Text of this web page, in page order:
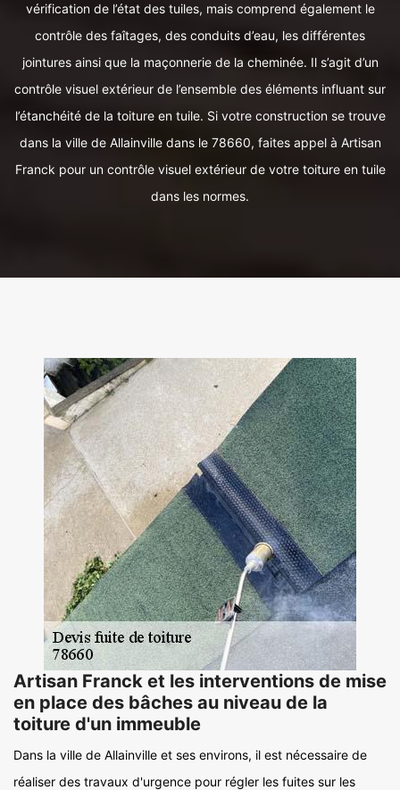
vérification de l’état des tuiles, mais comprend également le
contrôle des faîtages, des conduits d’eau, les différentes
jointures ainsi que la maçonnerie de la cheminée. Il s’agit d’un
contrôle visuel extérieur de l’ensemble des éléments influant sur
l’étanchéité de la toiture en tuile. Si votre construction se trouve
dans la ville de Allainville dans le 78660, faites appel à Artisan
Franck pour un contrôle visuel extérieur de votre toiture en tuile
dans les normes.
Artisan Franck et les interventions de mise
en place des bâches au niveau de la
toiture d'un immeuble
Dans la ville de Allainville et ses environs, il est nécessaire de
réaliser des travaux d'urgence pour régler les fuites sur les